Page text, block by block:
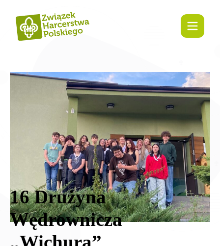
16 Drużyna
Wędrownicza
„Wichura”